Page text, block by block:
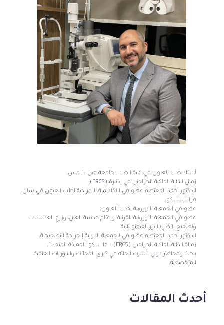
أستاذ طب العيون في كلية الطب بجامعة عين شمس.
زميل الكلية الملكية للجراحين في إدنبرة (FRCS).
الدكتور أحمد المعتصم عضو في الأكاديمية الأمريكية لطب العيون في سان
فرانسيسكو.
عضو في الجمعية الأوروبية لطب العيون.
عضو في الجمعية الأوروبية للقرنية، وإعتام عدسة العين، وزرع العدسات،
وتصحيح النظر بالليزر الفيمتو ثانية.
الدكتور أحمد المعتصم عضو في الجمعية الدولية للجراحة التصحيحية.
زمالة الكلية الملكية للجراحين (FRCS) – غلاسكو، المملكة المتحدة.
باحث ومحاضر دولي، نُشرت أبحاثه في كبرى المجلات والدوريات العلمية
المتخصصة.
أحدث المقالات